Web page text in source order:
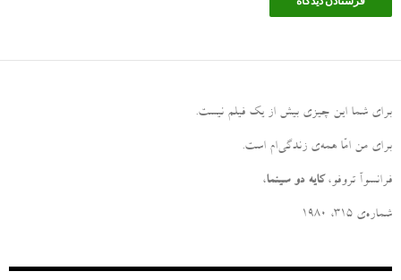
برای شما این چیزی بیش از یک فیلم نیست.
برای من امّا همه‌ی زندگی‌ام است.
فرانسوآ تروفو، کایه دو سینما،
شماره‌ی ۳۱۵، ۱۹۸۰